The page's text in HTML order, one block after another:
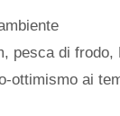
, pesca di frodo,
ottimismo ai